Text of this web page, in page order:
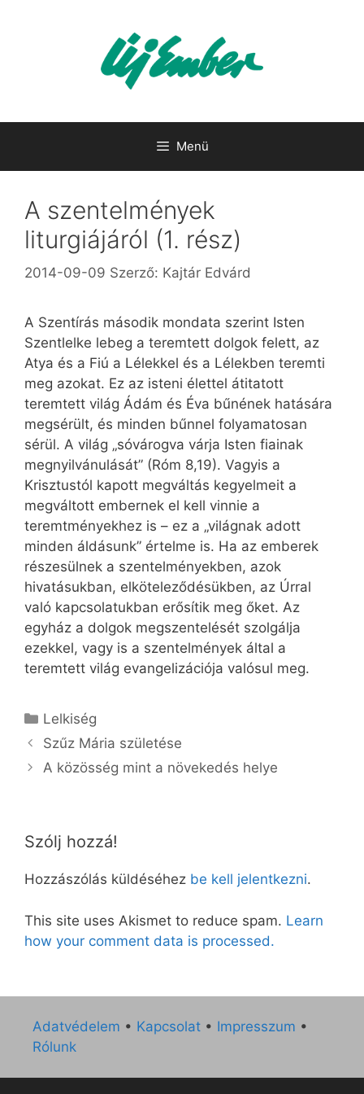
Menü
A szentelmények
liturgiájáról (1. rész)
2014-09-09 Szerző: Kajtár Edvárd
A Szentírás második mondata szerint Isten
Szentlelke lebeg a teremtett dolgok felett, az
Atya és a Fiú a Lélekkel és a Lélekben teremti
meg azokat. Ez az isteni élettel átitatott
teremtett világ Ádám és Éva bűnének hatására
megsérült, és minden bűnnel folyamatosan
sérül. A világ „sóvárogva várja Isten fiainak
megnyilvánulását” (Róm 8,19). Vagyis a
Krisztustól kapott megváltás kegyelmeit a
megváltott embernek el kell vinnie a
teremtményekhez is – ez a „világnak adott
minden áldásunk” értelme is. Ha az emberek
részesülnek a szentelményekben, azok
hivatásukban, elköteleződésükben, az Úrral
való kapcsolatukban erősítik meg őket. Az
egyház a dolgok megszentelését szolgálja
ezekkel, vagy is a szentelmények által a
teremtett világ evangelizációja valósul meg.
Kategória
Lelkiség
Szűz Mária születése
A közösség mint a növekedés helye
Szólj hozzá!
Hozzászólás küldéséhez be kell jelentkezni.
This site uses Akismet to reduce spam. Learn
how your comment data is processed.
Adatvédelem • Kapcsolat • Impresszum •
Rólunk